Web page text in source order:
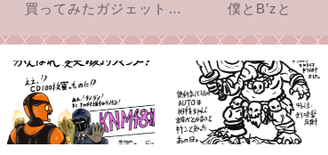
買ってみたガジェットのお話 僕とB’zと